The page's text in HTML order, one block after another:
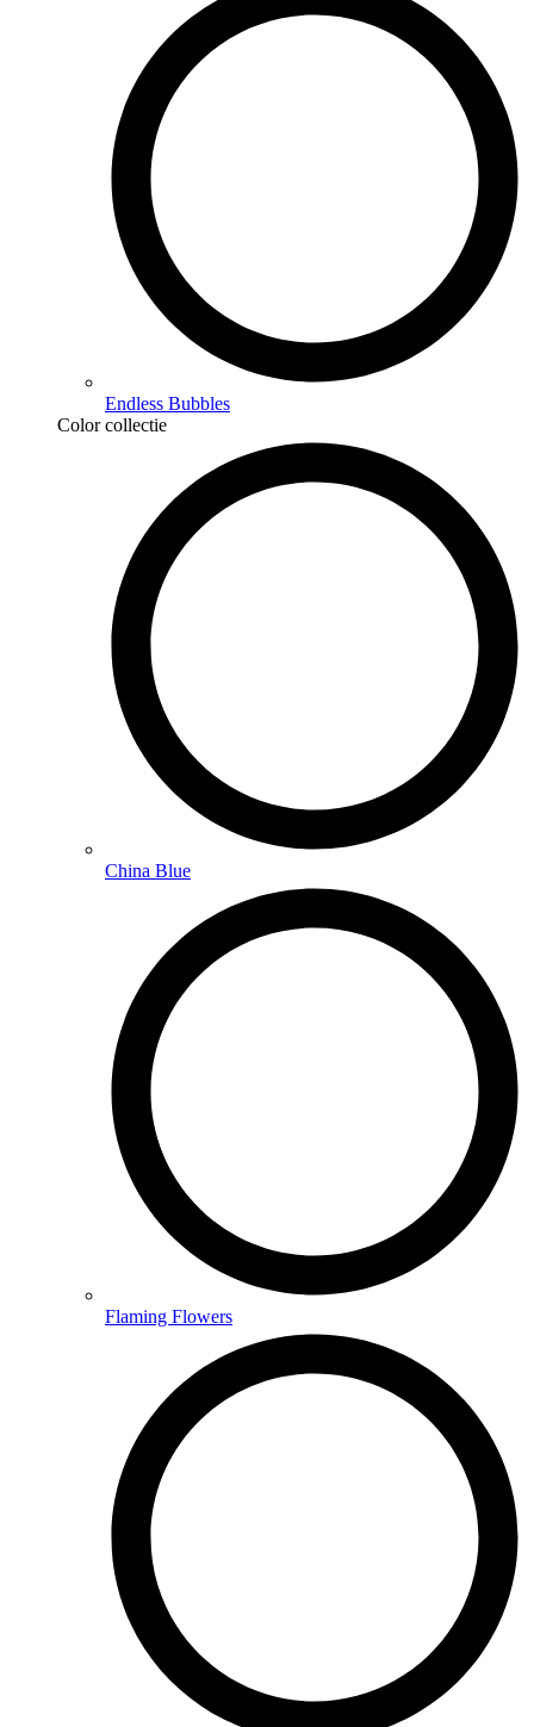
Endless Bubbles
Color collectie
China Blue
Flaming Flowers